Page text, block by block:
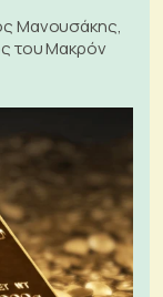
Μανουσάκης,
του Μακρόν